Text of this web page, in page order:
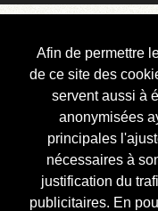
Afin de permettre
de ce site des
servent aussi à
anonymisées
principales
nécessaires à
justification du
publicitaires. En
Courbis, «
Blog
Bienvenue
Réalisations
Divers (et d’été)